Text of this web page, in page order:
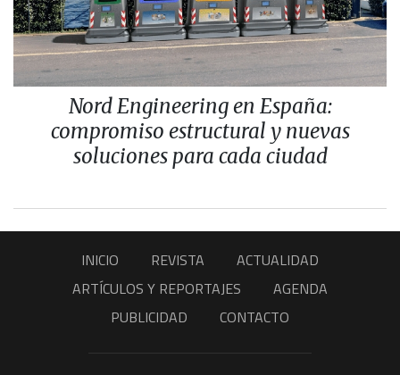
Nord Engineering en España:
compromiso estructural y nuevas
soluciones para cada ciudad
INICIO REVISTA
ACTUALIDAD
ARTÍCULOS Y REPORTAJES
AGENDA
PUBLICIDAD
CONTACTO